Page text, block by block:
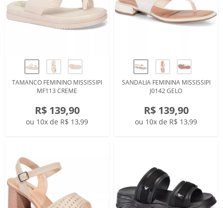
TAMANCO FEMININO MISSISSIPI
MF113 CREME
R$ 139,90
ou 10x de R$ 13,99
SANDALIA FEMININA MISSISSIPI
J0142 GELO
R$ 139,90
ou 10x de R$ 13,99